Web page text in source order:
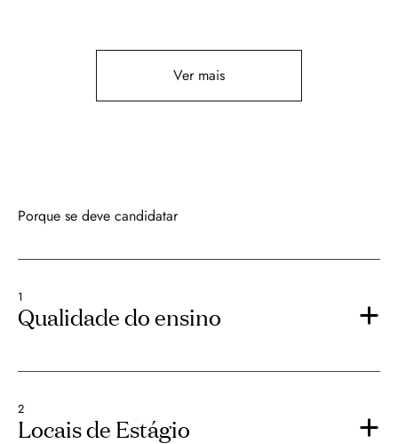
Ver mais
Porque se deve candidatar
1
Qualidade do ensino
2
Locais de Estágio